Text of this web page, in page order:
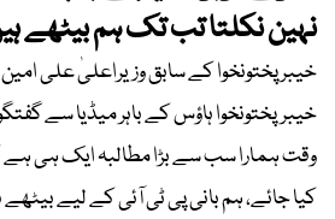
نہین نکلتا تب تک ہم بیٹھے
خیبر پختونخوا کے سابق وزیراعلیٰ علی امین
خیبرپختونخوا ہاؤس کے باہر میڈیا سے
وقت ہمارا سب سے بڑا مطالبہ ایک ہی ہے
کیا جائے، ہم بانی پی ٹی آئی کے لیے